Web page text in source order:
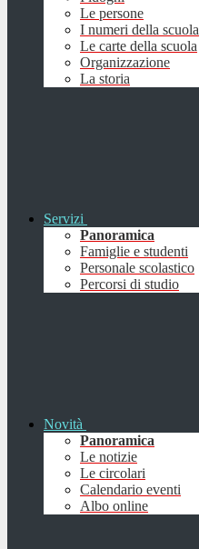
Le persone
I numeri della scuola
Le carte della scuola
Organizzazione
La storia
Servizi
Panoramica
Famiglie e studenti
Personale scolastico
Percorsi di studio
Novità
Panoramica
Le notizie
Le circolari
Calendario eventi
Albo online